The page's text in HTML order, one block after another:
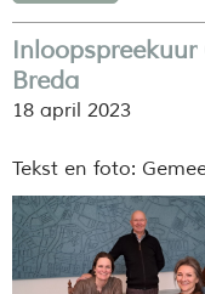
Breda
18 april 2023
Tekst en foto: